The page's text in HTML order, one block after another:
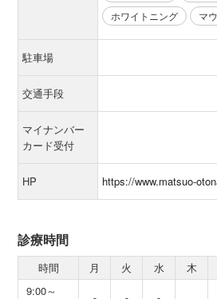
ホワイトニング
マ
駐車場
交通手段
マイナンバー
カード受付
HP https://www.matsuo-
診療時間
時間 月 火 水 木
9:00～